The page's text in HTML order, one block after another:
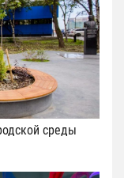
среды